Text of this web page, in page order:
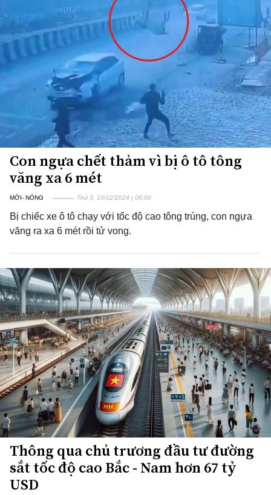
Con ngựa chết thảm vì bị ô tô tông
văng xa 6 mét
MỚI- NÓNG Thứ 3, 10/12/2024 | 06:00
Bị chiếc xe ô tô chạy với tốc độ cao tông trúng, con ngựa
văng ra xa 6 mét rồi tử vong.
Thông qua chủ trương đầu tư đường
sắt tốc độ cao Bắc - Nam hơn 67 tỷ
USD